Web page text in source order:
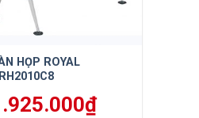
HỌP ROYAL
₫